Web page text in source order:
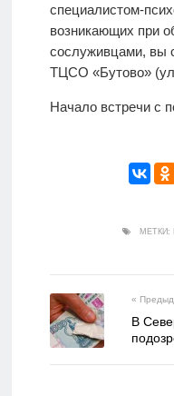
специалистом-
возникающих при
сослуживцами, вы
ТЦСО «Бутово»
Начало встречи с
МЕТКИ:
«
В